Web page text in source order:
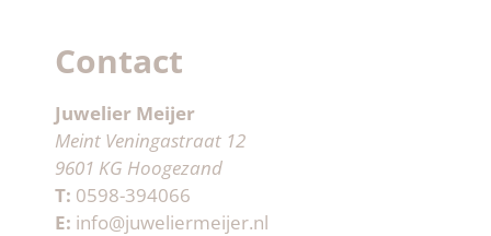
Contact
Juwelier Meijer
Meint Veningastraat 12
9601 KG Hoogezand
T: 0598-394066
E: info@juweliermeijer.nl